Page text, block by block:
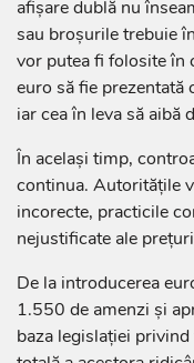
afișare dublă nu
sau broșurile trebuie
vor putea fi folosite în
euro să fie prezentată
iar cea în leva să aibă
În același timp,
continua. Autoritățile
incorecte, practicile
nejustificate ale
De la introducerea
1.550 de amenzi și
baza legislației